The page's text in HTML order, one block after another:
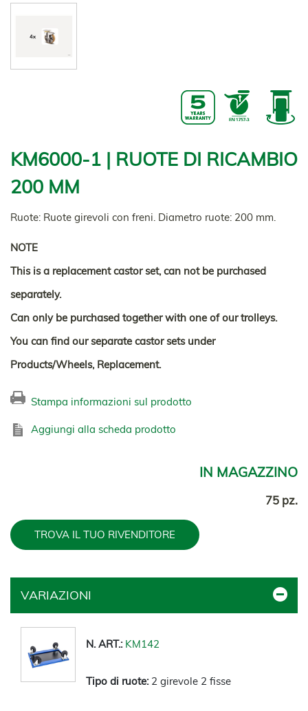
KM6000-1 | RUOTE DI RICAMBIO
200 MM
Ruote: Ruote girevoli con freni. Diametro ruote: 200 mm.
NOTE
This is a replacement castor set, can not be purchased
separately.
Can only be purchased together with one of our trolleys.
You can find our separate castor sets under
Products/Wheels, Replacement.
Stampa informazioni sul prodotto
Aggiungi alla scheda prodotto
IN MAGAZZINO
75 pz.
TROVA IL TUO RIVENDITORE
VARIAZIONI
KM142
2 girevole 2 fisse